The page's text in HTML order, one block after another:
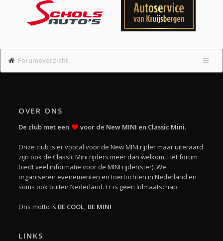
Forumoverzicht
OVER ONS
De club met een voor de New MINI en Classic Mini.
Onze club is er vooral voor de New MINI rijder maar uiteraard
zijn ook de Classic Mini rijders meer dan welkom. Het forum
biedt veel informatie voor de MINI rijder(ster). We
organiseren evenementen en toertochten in Nederland en
soms ook buiten Nederland. Er is geen lidmaatschap.
Ons motto is BE COOL, BE MINI
LINKS